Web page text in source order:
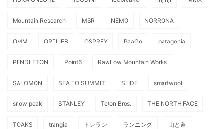
Mountain Research MSR NEMO NORRONA
OMM ORTLIEB OSPREY PaaGo patagonia
PENDLETON Point6 RawLow Mountain Works
SALOMON SEA TO SUMMIT SLIDE smartwool
snow peak STANLEY Teton Bros. THE NORTH FACE
TOAKS trangia トレラン ランニング 山と道